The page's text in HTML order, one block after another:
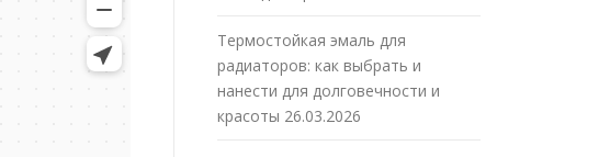
Термостойкая эмаль для
радиаторов: как выбрать и
нанести для долговечности и
красоты 26.03.2026